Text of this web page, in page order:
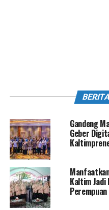
Gandeng
Geber
Kaltim Jadi
Perempuan